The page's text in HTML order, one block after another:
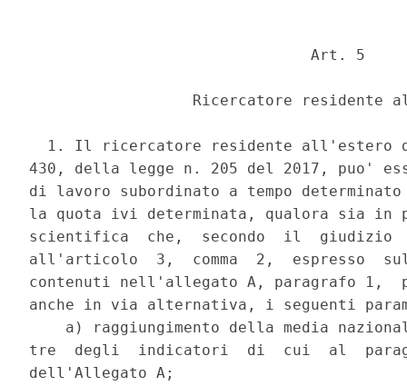
                               Art. 5
Ricercatore residente
1. Il ricercatore residente all'estero
430, della legge n. 205 del 2017, puo'
di lavoro subordinato a tempo
la quota ivi determinata, qualora sia in
scientifica  che,  secondo  il  giudizio
all'articolo  3,  comma  2,  espresso
contenuti nell'allegato A, paragrafo 1,
anche in via alternativa, i seguenti
a) raggiungimento della media
tre  degli  indicatori  di  cui  al
dell'Allegato A;